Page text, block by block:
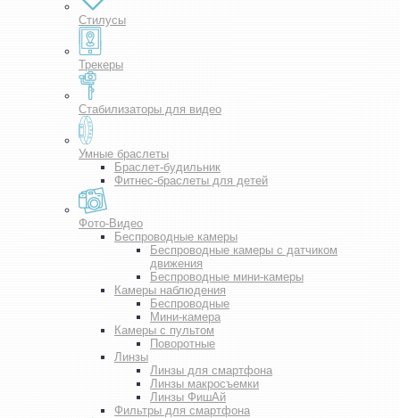
Стилусы
Трекеры
Стабилизаторы для видео
Умные браслеты
Браслет-будильник
Фитнес-браслеты для детей
Фото-Видео
Беспроводные камеры
Беспроводные камеры с датчиком
движения
Беспроводные мини-камеры
Камеры наблюдения
Беспроводные
Мини-камера
Камеры с пультом
Поворотные
Линзы
Линзы для смартфона
Линзы макросъемки
Линзы ФишАй
Фильтры для смартфона